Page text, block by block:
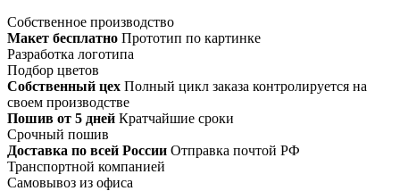
Собственное производство
Макет бесплатно Прототип по картинке
Разработка логотипа
Подбор цветов
Собственный цех Полный цикл заказа контролируется на
своем производстве
Пошив от 5 дней Кратчайшие сроки
Срочный пошив
Доставка по всей России Отправка почтой РФ
Транспортной компанией
Самовывоз из офиса